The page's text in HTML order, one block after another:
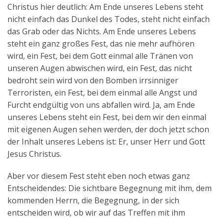
Christus hier deutlich: Am Ende unseres Lebens steht
nicht einfach das Dunkel des Todes, steht nicht einfach
das Grab oder das Nichts. Am Ende unseres Lebens
steht ein ganz großes Fest, das nie mehr aufhören
wird, ein Fest, bei dem Gott einmal alle Tränen von
unseren Augen abwischen wird, ein Fest, das nicht
bedroht sein wird von den Bomben irrsinniger
Terroristen, ein Fest, bei dem einmal alle Angst und
Furcht endgültig von uns abfallen wird. Ja, am Ende
unseres Lebens steht ein Fest, bei dem wir den einmal
mit eigenen Augen sehen werden, der doch jetzt schon
der Inhalt unseres Lebens ist: Er, unser Herr und Gott
Jesus Christus.
Aber vor diesem Fest steht eben noch etwas ganz
Entscheidendes: Die sichtbare Begegnung mit ihm, dem
kommenden Herrn, die Begegnung, in der sich
entscheiden wird, ob wir auf das Treffen mit ihm